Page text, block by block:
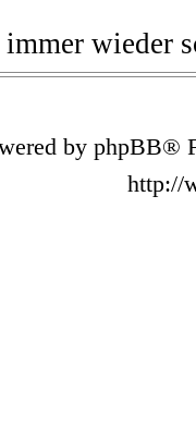
wieder
by phpBB®
http://